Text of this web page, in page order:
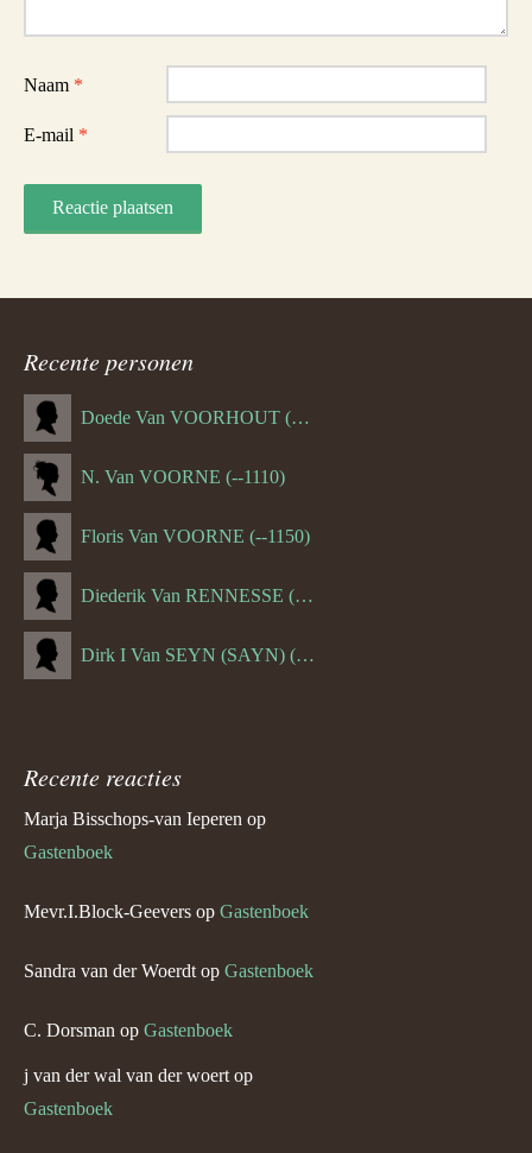
Naam *
E-mail *
Recente personen
Doede Van VOORHOUT (Van FORNEHOLT) (--1101)
N. Van VOORNE (--1110)
Floris Van VOORNE (--1150)
Diederik Van RENNESSE (--1144)
Dirk I Van SEYN (SAYN) (--1120)
Recente reacties
Marja Bisschops-van Ieperen op
Gastenboek
Mevr.I.Block-Geevers op Gastenboek
Sandra van der Woerdt op Gastenboek
C. Dorsman op Gastenboek
j van der wal van der woert op
Gastenboek